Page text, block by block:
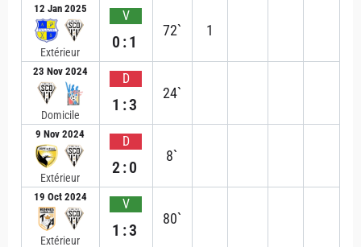
12 Jan 2025
Extérieur
V
0:1
72` 1
23 Nov 2024
Domicile
D
1:3
24`
9 Nov 2024
Extérieur
D
2:0
8`
19 Oct 2024
Extérieur
V
1:3
80`